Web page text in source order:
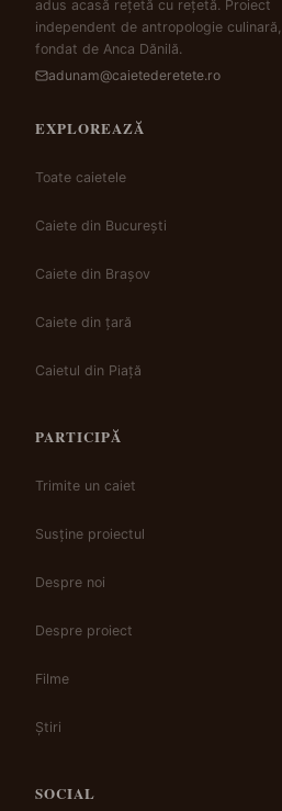
adus acasă rețetă cu rețetă. Proiect
independent de antropologie culinară,
fondat de Anca Dănilă.
adunam@caietederetete.ro
EXPLOREAZĂ
Toate caietele
Caiete din București
Caiete din Brașov
Caiete din țară
Caietul din Piață
PARTICIPĂ
Trimite un caiet
Susține proiectul
Despre noi
Despre proiect
Filme
Știri
SOCIAL